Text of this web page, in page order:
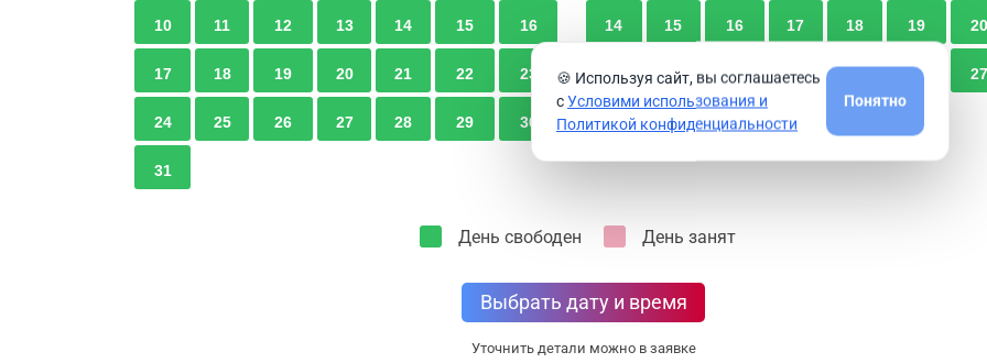
10 11 12 13 14 15 16
17 18 19 20 21 22 23
24 25 26 27 28 29 30
31
14 15 16 17 18 19 20
21 22 23 24 26 27
28 29 30
День свободен День занят
Выбрать дату и время
Уточнить детали можно в заявке
🍪 Используя сайт, вы соглашаетесь
сУсловими использования и
Политикой конфиденциальности
Понятно